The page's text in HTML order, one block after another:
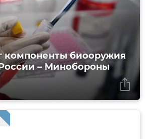
биооружия
– Минобороны